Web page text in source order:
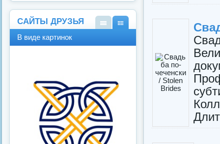
САЙТЫ ДРУЗЬЯ
В виде картинок